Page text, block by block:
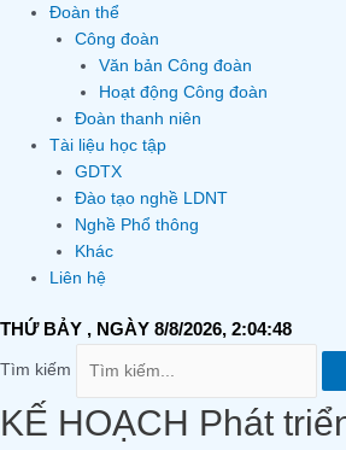
Đoàn thể
Công đoàn
Văn bản Công đoàn
Hoạt động Công đoàn
Đoàn thanh niên
Tài liệu học tập
GDTX
Đào tạo nghề LDNT
Nghề Phổ thông
Khác
Liên hệ
THỨ BẢY , NGÀY 8/8/2026, 2:04:49
Tìm kiếm
KẾ HOẠCH Phát